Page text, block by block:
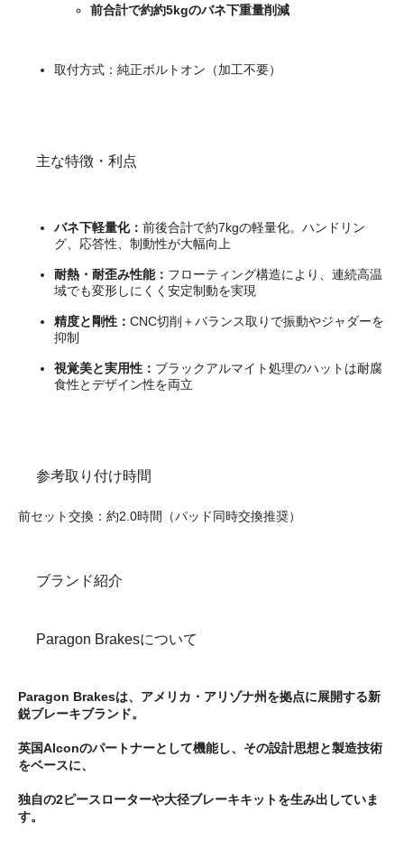
前合計で約約5kgのバネ下重量削減
取付方式：純正ボルトオン（加工不要）
主な特徴・利点
バネ下軽量化： 前後合計で約7kgの軽量化。ハンドリン
グ、応答性、制動性が大幅向上
耐熱・耐歪み性能： フローティング構造により、連続高温
域でも変形しにくく安定制動を実現
精度と剛性： CNC切削＋バランス取りで振動やジャダーを
抑制
視覚美と実用性： ブラックアルマイト処理のハットは耐腐
食性とデザイン性を両立
参考取り付け時間
前セット交換：約2.0時間（パッド同時交換推奨）
ブランド紹介
Paragon Brakesについて
Paragon Brakesは、アメリカ・アリゾナ州を拠点に展開する新
鋭ブレーキブランド。
英国Alconのパートナーとして機能し、その設計思想と製造技術
をベースに、
独自の2ピースローターや大径ブレーキキットを生み出していま
す。